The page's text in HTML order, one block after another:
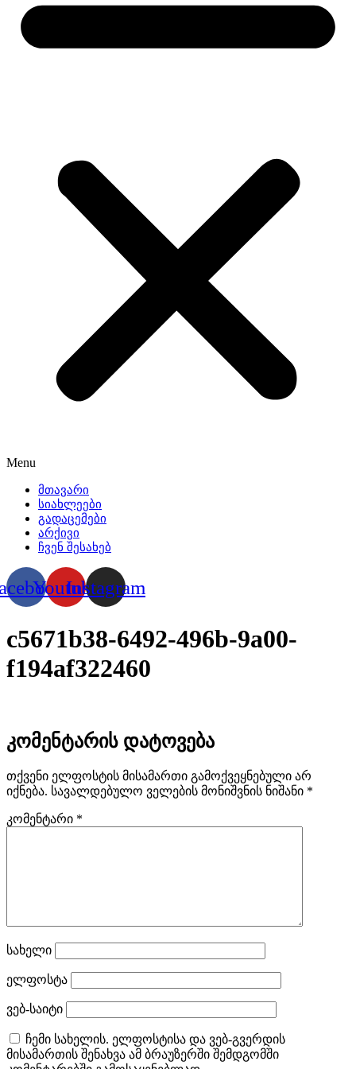
Menu
მთავარი
სიახლეები
გადაცემები
არქივი
ჩვენ შესახებ
YoutubeInstagram
c5671b38-6492-496b-9a00-
f194af322460
კომენტარის დატოვება
თქვენი ელფოსტის მისამართი გამოქვეყნებული არ
იქნება. სავალდებულო ველების მონიშვნის ნიშანი *
კომენტარი *
სახელი
ელფოსტა
ვებ-საიტი
ჩემი სახელის. ელფოსტისა და ვებ-გვერდის
მისამართის შენახვა ამ ბრაუზერში შემდგომში